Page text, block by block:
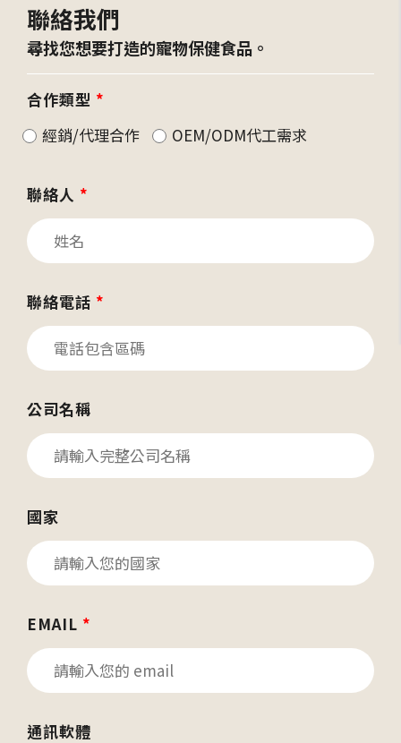
聯絡我們
尋找您想要打造的寵物保健食品。
合作類型 *
經銷/代理合作
OEM/ODM代工需求
聯絡人 *
聯絡電話 *
公司名稱
國家
EMAIL *
通訊軟體